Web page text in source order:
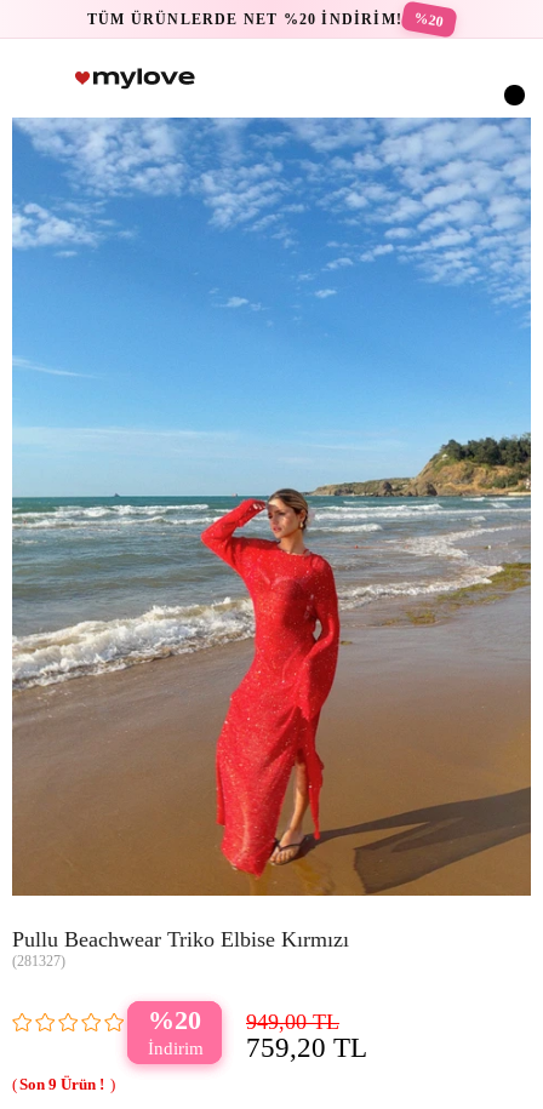
TÜM ÜRÜNLERDE NET %20 İNDİRİM! %20
Pullu Beachwear Triko Elbise Kırmızı
(281327)
20 949,00 TL
759,20 TL
9